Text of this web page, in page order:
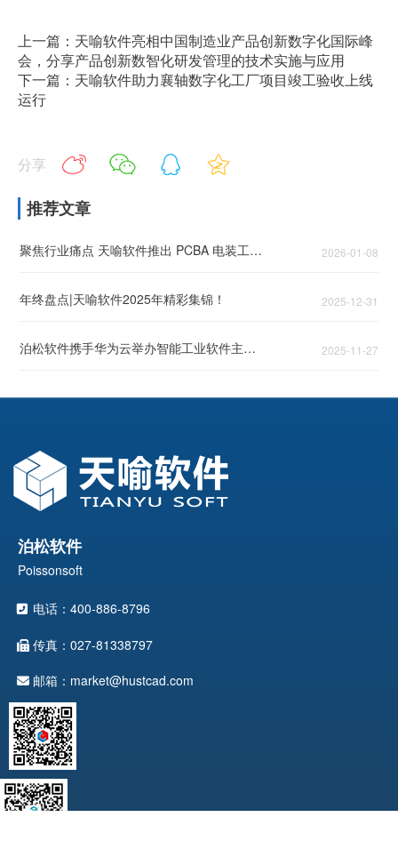
上一篇：天喻软件亮相中国制造业产品创新数字化国际峰
会，分享产品创新数智化研发管理的技术实施与应用
下一篇：天喻软件助力襄轴数字化工厂项目竣工验收上线
运行
分享
推荐文章
聚焦行业痛点 天喻软件推出 PCBA 电装工艺 AI 解决方案 2026-01-08
年终盘点|天喻软件2025年精彩集锦！ 2025-12-31
泊松软件携手华为云举办智能工业软件主题论坛，头部企业共话智能工业破局之道 2025-11-27
泊松软件
Poissonsoft
电话：400-886-8796
传真：027-81338797
邮箱：market@hustcad.com